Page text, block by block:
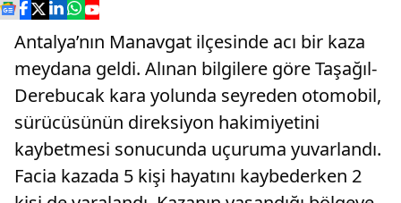
Antalya’nın Manavgat ilçesinde acı bir kaza
meydana geldi. Alınan bilgilere göre Taşağıl-
Derebucak kara yolunda seyreden otomobil,
sürücüsünün direksiyon hakimiyetini
kaybetmesi sonucunda uçuruma yuvarlandı.
Facia kazada 5 kişi hayatını kaybederken 2